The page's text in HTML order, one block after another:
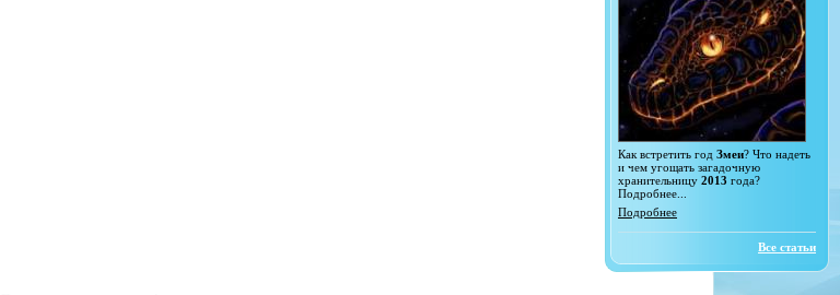
Как встретить год Змеи? Что надеть
и чем угощать загадочную
хранительницу 2013 года?
Подробнее...
Подробнее
Все статьи